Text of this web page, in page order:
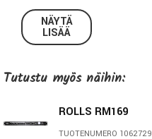
tarpeisiisi. Olipa kyseessä
yksittäisellä phantom-
linjatasoinen tulo, RM89
lähdetulon ansiosta
rajattomasti. Jokaisessa
NÄYTÄ
LISÄÄ
Tutustu myös näihin:
ROLLS RM169
TUOTENUMERO 1062729